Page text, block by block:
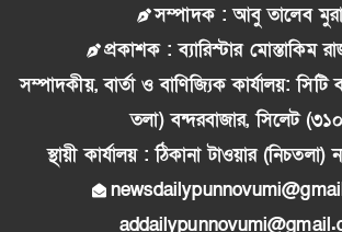
সম্পাদক : আবু তালেব
প্রকাশক : ব্যারিস্টার মোস্তাকিম
সম্পাদকীয়, বার্তা ও বাণিজ্যিক কার্যালয়:
তলা) বন্দরবাজার, সিলেট
স্থায়ী কার্যালয় : ঠিকানা টাওয়ার